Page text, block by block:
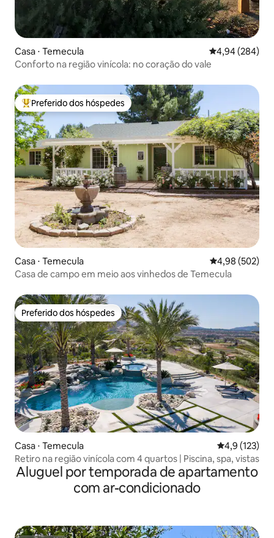
Casa ⋅ Temecula 4,94 de uma
4,94 (284)
Conforto na região vinícola: no coração do vale
Entre os melhores preferidos dos hóspedes
Preferido dos hóspedes
Casa ⋅ Temecula 4,98 de uma
4,98 (502)
Casa de campo em meio aos vinhedos de Temecula
Preferido dos hóspedes
Preferido dos hóspedes
Casa ⋅ Temecula 4,9 de uma
4,9 (123)
Retiro na região vinícola com 4 quartos | Piscina, spa, vistas
Aluguel por temporada de apartamento
com ar-condicionado